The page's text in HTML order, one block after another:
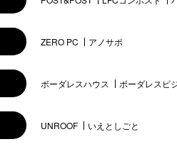
ZERO PC アノサポ
ボーダレスハウス ボーダレスビ
UNROOF いえとしごと